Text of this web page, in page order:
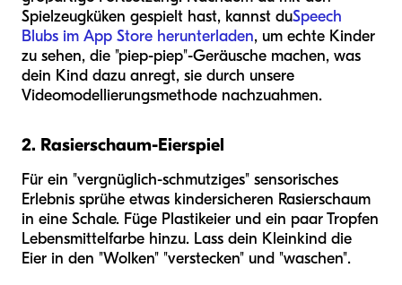
Spielzeugküken gespielt hast, kannst duSpeech
Blubs im App Store herunterladen, um echte Kinder
zu sehen, die "piep-piep"-Geräusche machen, was
dein Kind dazu anregt, sie durch unsere
Videomodellierungsmethode nachzuahmen.
2. Rasierschaum-Eierspiel
Für ein "vergnüglich-schmutziges" sensorisches
Erlebnis sprühe etwas kindersicheren Rasierschaum
in eine Schale. Füge Plastikeier und ein paar Tropfen
Lebensmittelfarbe hinzu. Lass dein Kleinkind die
Eier in den "Wolken" "verstecken" und "waschen".